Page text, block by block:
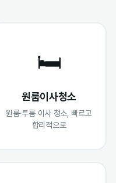
🛏️
원룸이사청소
원룸·투룸 이사 청소, 빠르고
합리적으로